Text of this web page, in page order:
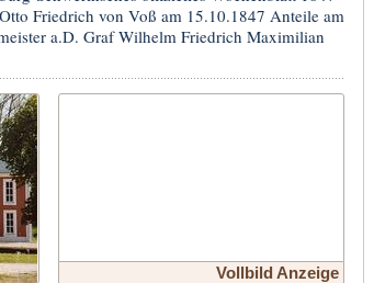
Friedrich von Voß am 15.10.1847 Anteile am
a.D. Graf Wilhelm Friedrich Maximilian
Vollbild Anzeige